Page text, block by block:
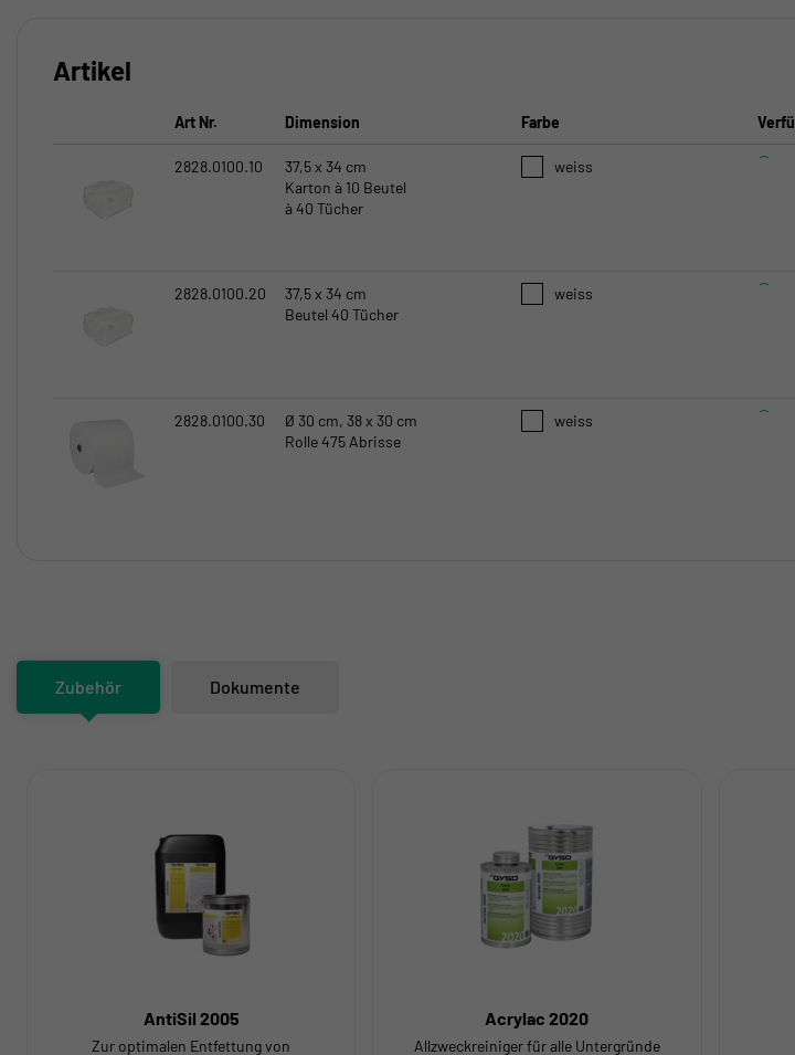
Artikel
Art Nr. Dimension Farbe
2828.0100.10
37,5 x 34 cm
Karton à 10 Beutel
à 40 Tücher
weiss
2828.0100.20
37,5 x 34 cm
Beutel 40 Tücher
weiss
2828.0100.30
Ø 30 cm, 38 x 30 cm
Rolle 475 Abrisse
weiss
Zubehör Dokumente
AntiSil 2005
Zur optimalen Entfettung von
Acrylac 2020
Allzweckreiniger für alle Untergründe